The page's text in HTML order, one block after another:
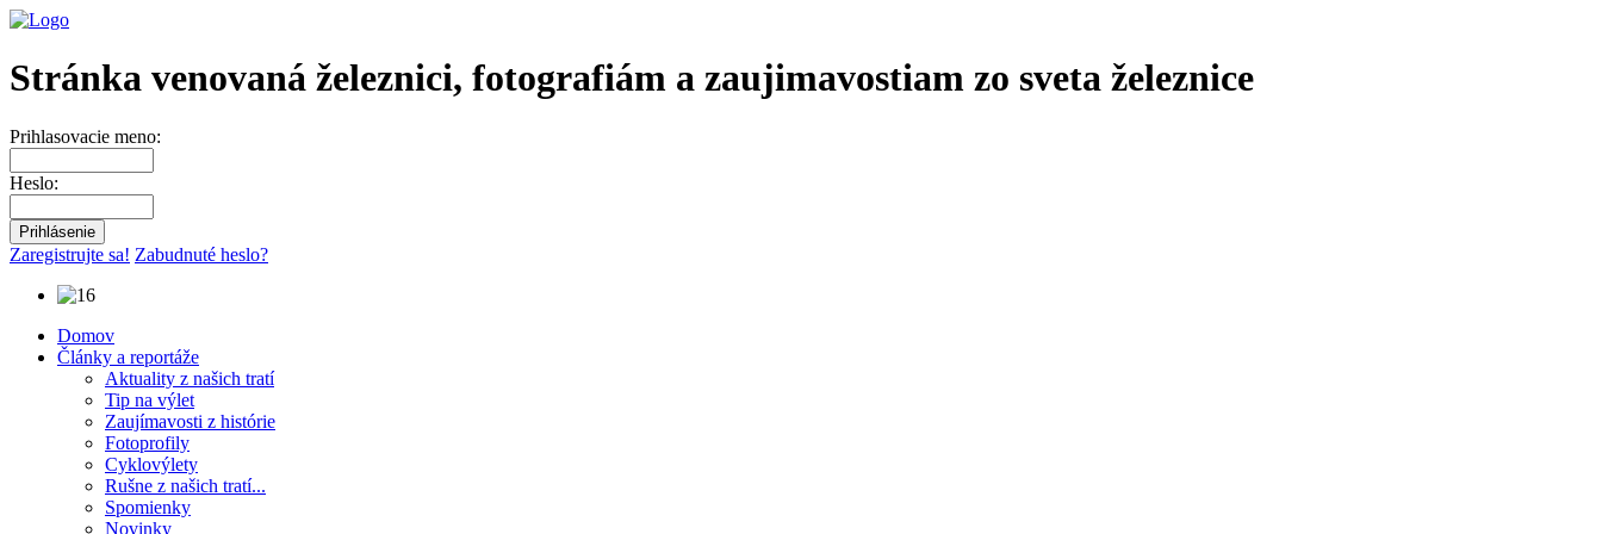
Stránka venovaná železnici, fotografiám a zaujimavostiam zo sveta železnice
Prihlasovacie meno:
Heslo:
Zaregistrujte sa! Zabudnuté heslo?
Domov
Články a reportáže
Aktuality z našich tratí
Tip na výlet
Zaujímavosti z histórie
Fotoprofily
Cyklovýlety
Rušne z našich tratí...
Spomienky
Novinky